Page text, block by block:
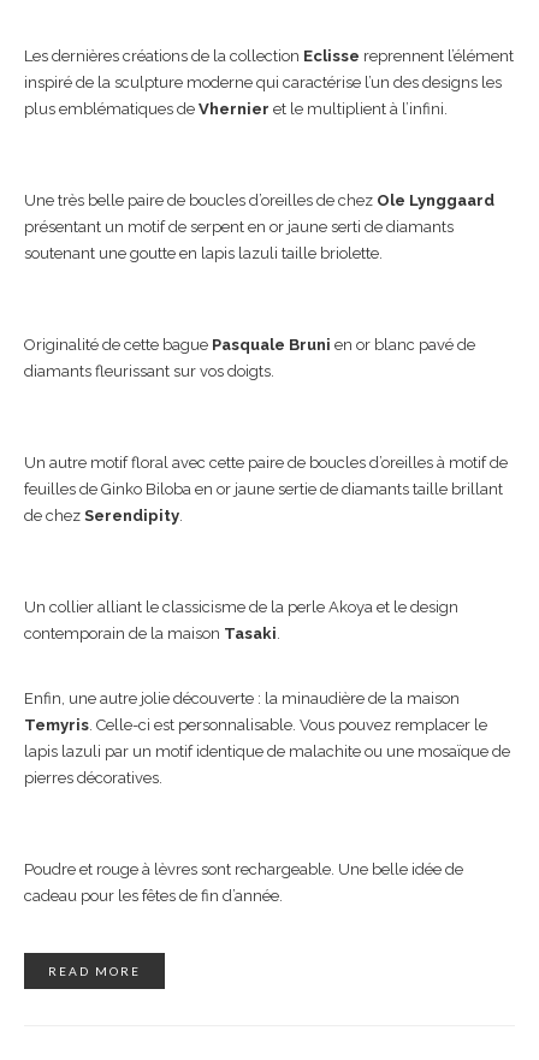
Les dernières créations de la collection Eclisse reprennent l’élément
inspiré de la sculpture moderne qui caractérise l’un des designs les
plus emblématiques de Vhernier et le multiplient à l’infini.
Une très belle paire de boucles d’oreilles de chez Ole Lynggaard
présentant un motif de serpent en or jaune serti de diamants
soutenant une goutte en lapis lazuli taille briolette.
Originalité de cette bague Pasquale Bruni en or blanc pavé de
diamants fleurissant sur vos doigts.
Un autre motif floral avec cette paire de boucles d’oreilles à motif de
feuilles de Ginko Biloba en or jaune sertie de diamants taille brillant
de chez Serendipity
Un collier alliant le classicisme de la perle Akoya et le design
contemporain de la maison Tasaki
Enfin, une autre jolie découverte : la minaudière de la maison
Temyris . Celle-ci est personnalisable. Vous pouvez remplacer le
lapis lazuli par un motif identique de malachite ou une mosaïque de
pierres décoratives.
Poudre et rouge à lèvres sont rechargeable. Une belle idée de
cadeau pour les fêtes de fin d’année.
READ MORE